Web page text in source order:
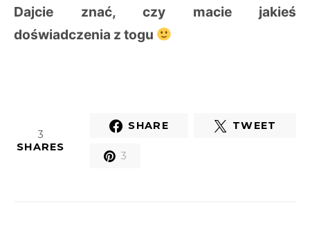
Dajcie znać, czy macie jakieś
doświadczenia z togu
3
SHARES
SHARE TWEET
3